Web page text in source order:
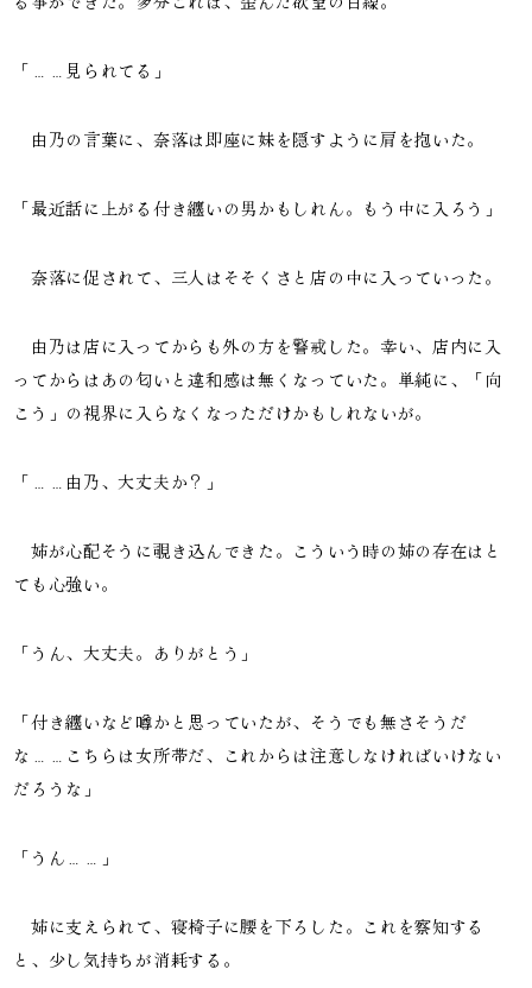
「……見られてる」
由乃の言葉に、奈落は即座に妹を隠すように肩を抱いた。
「最近話に上がる付き纏いの男かもしれん。もう中に入ろう」
奈落に促されて、三人はそそくさと店の中に入っていった。
由乃は店に入ってからも外の方を警戒した。幸い、店内に入
ってからはあの匂いと違和感は無くなっていた。単純に、「向
こう」の視界に入らなくなっただけかもしれないが。
「……由乃、大丈夫か？」
姉が心配そうに覗き込んできた。こういう時の姉の存在はと
ても心強い。
「うん、大丈夫。ありがとう」
「付き纏いなど噂かと思っていたが、そうでも無さそうだ
な……こちらは女所帯だ、これからは注意しなければいけない
だろうな」
「うん……」
姉に支えられて、寝椅子に腰を下ろした。これを察知する
と、少し気持ちが消耗する。